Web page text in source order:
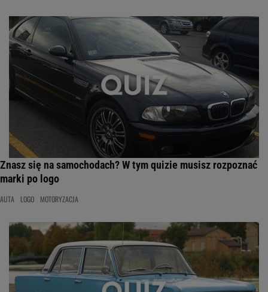
Znasz się na samochodach? W tym quizie musisz rozpoznać
marki po logo
AUTA LOGO MOTORYZACJA